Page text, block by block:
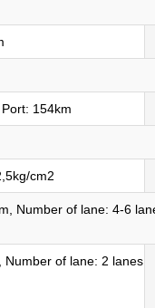
154km
cm2
Number of lane: 4-6
Number of lane: 2 lanes